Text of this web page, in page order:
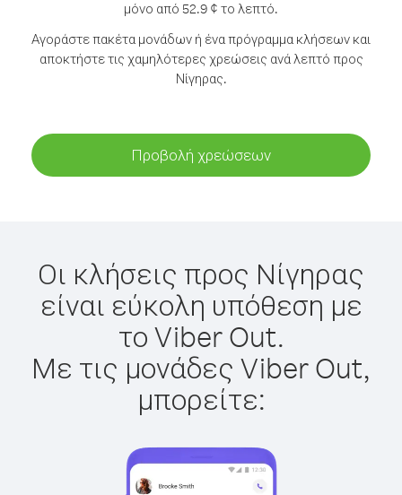
μόνο από 52.9 ¢ το λεπτό.
Αγοράστε πακέτα μονάδων ή ένα πρόγραμμα κλήσεων και
αποκτήστε τις χαμηλότερες χρεώσεις ανά λεπτό προς
Νίγηρας.
Προβολή χρεώσεων
Οι κλήσεις προς Νίγηρας
είναι εύκολη υπόθεση με
το Viber Out.
Με τις μονάδες Viber Out,
μπορείτε: